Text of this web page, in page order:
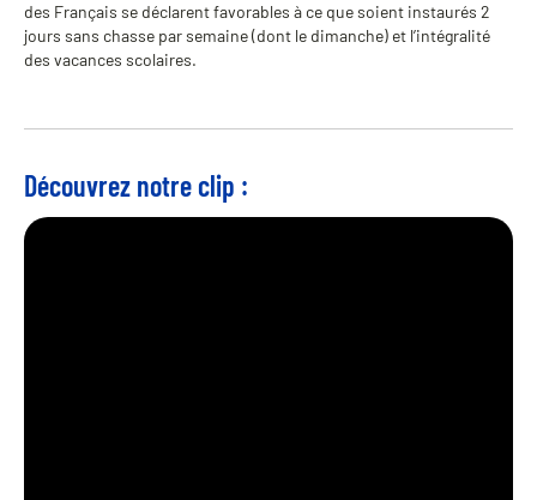
des Français se déclarent favorables à ce que soient instaurés 2
jours sans chasse par semaine (dont le dimanche) et l’intégralité
des vacances scolaires.
Découvrez notre clip :